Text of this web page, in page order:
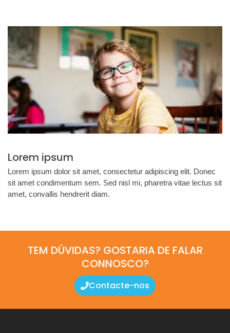
Lorem ipsum
Lorem ipsum dolor sit amet, consectetur adipiscing elit. Donec
sit amet condimentum sem. Sed nisl mi, pharetra vitae lectus sit
amet, convallis hendrerit diam.
TEM DÚVIDAS? GOSTARIA DE FALAR
CONNOSCO?
Contacte-nos